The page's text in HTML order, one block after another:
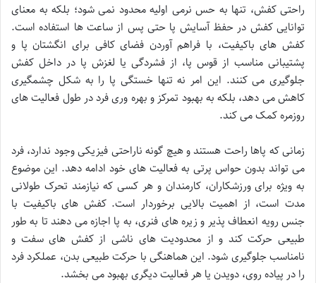
راحتی کفش، تنها به حس نرمی اولیه محدود نمی شود؛ بلکه به معنای
توانایی کفش در حفظ آسایش پا حتی پس از ساعت ها استفاده است.
کفش های باکیفیت، با فراهم آوردن فضای کافی برای انگشتان پا و
پشتیبانی مناسب از قوس پا، از فشردگی یا لغزش پا در داخل کفش
جلوگیری می کنند. این امر نه تنها خستگی پا را به شکل چشمگیری
کاهش می دهد، بلکه به بهبود تمرکز و بهره وری فرد در طول فعالیت های
روزمره کمک می کند.
زمانی که پاها راحت هستند و هیچ گونه ناراحتی فیزیکی وجود ندارد، فرد
می تواند بدون حواس پرتی به فعالیت های خود ادامه دهد. این موضوع
به ویژه برای ورزشکاران، کارمندان و هر کسی که نیازمند تحرک طولانی
مدت است، از اهمیت بالایی برخوردار است. کفش های باکیفیت با
جنس رویه انعطاف پذیر و زیره های فنری، به پا اجازه می دهند تا به طور
طبیعی حرکت کند و از محدودیت های ناشی از کفش های سفت و
نامناسب جلوگیری شود. این هماهنگی با حرکت طبیعی بدن، عملکرد فرد
را در پیاده روی، دویدن یا هر فعالیت دیگری بهبود می بخشد.